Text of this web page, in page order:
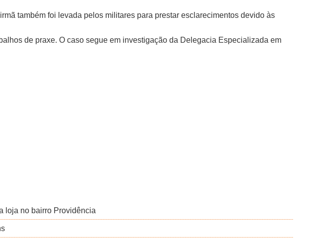
também foi levada pelos militares para prestar esclarecimentos devido às
de praxe. O caso segue em investigação da Delegacia Especializada em
loja no bairro Providência